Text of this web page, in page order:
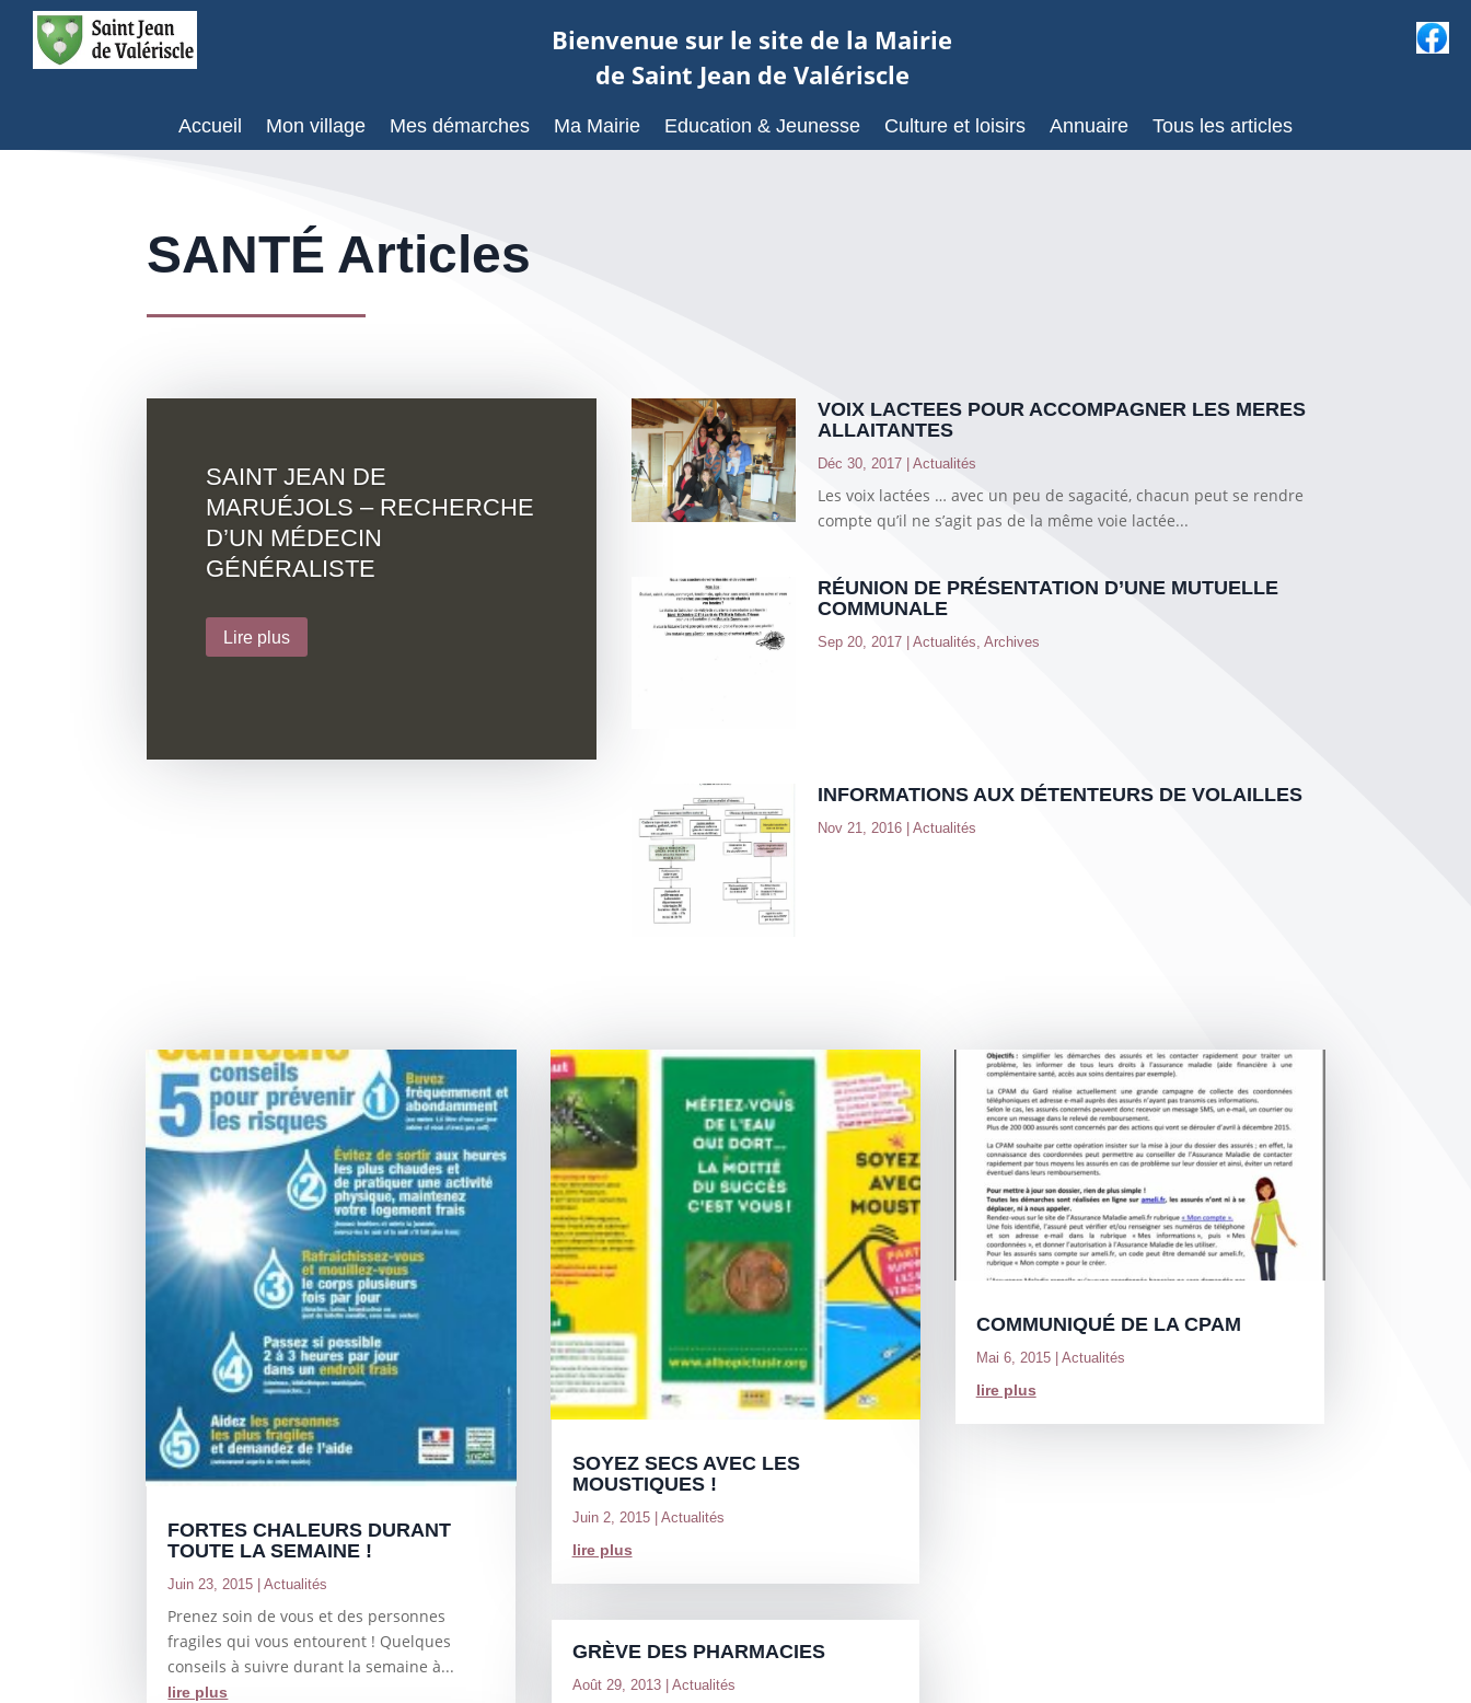
Bienvenue sur le site de la Mairie
de Saint Jean de Valériscle
Accueil Mon village Mes démarches Ma Mairie Education & Jeunesse Culture et loisirs Annuaire Tous les articles
SANTÉ Articles
SAINT JEAN DE
MARUÉJOLS – RECHERCHE
D’UN MÉDECIN
GÉNÉRALISTE
Lire plus
VOIX LACTEES POUR ACCOMPAGNER LES MERES
ALLAITANTES
Déc 30, 2017 |Actualités
Les voix lactées … avec un peu de sagacité, chacun peut se rendre
compte qu’il ne s’agit pas de la même voie lactée...
RÉUNION DE PRÉSENTATION D’UNE MUTUELLE
COMMUNALE
Sep 20, 2017 |Actualités ,Archives
INFORMATIONS AUX DÉTENTEURS DE VOLAILLES
Nov 21, 2016 |Actualités
FORTES CHALEURS DURANT
TOUTE LA SEMAINE !
Juin 23, 2015 |Actualités
Prenez soin de vous et des personnes
fragiles qui vous entourent ! Quelques
conseils à suivre durant la semaine à...
lire plus
SOYEZ SECS AVEC LES
MOUSTIQUES !
Juin 2, 2015| Actualités
lire plus
GRÈVE DES PHARMACIES
Août 29, 2013| Actualités
COMMUNIQUÉ DE LA CPAM
Mai 6, 2015| Actualités
lire plus